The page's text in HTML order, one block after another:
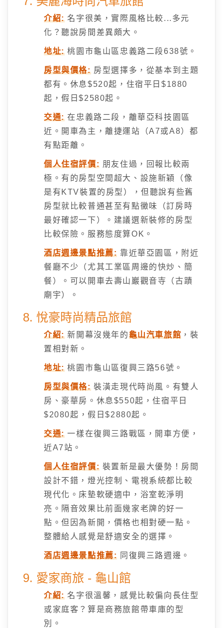
介紹:名字很美，實際風格比較...多元
化？聽說房間差異頗大。
地址:桃園市龜山區忠義路二段638號。
房型與價格:房型選擇多，從基本到主題
都有。休息$520起，住宿平日$1880
起，假日$2580起。
交通:在忠義路二段，離華亞科技園區
近。開車為主，離捷運站（A7或A8）都
有點距離。
個人住宿評價: 朋友住過，回報比較兩
極。有的房型空間超大、設施新穎（像
是有KTV裝置的房型），但聽說有些舊
房型就比較普通甚至有點黴味（訂房時
最好確認一下）。建議選新裝修的房型
比較保險。服務態度算OK。
酒店週邊景點推薦: 靠近華亞園區，附近
餐廳不少（尤其工業區周邊的快炒、簡
餐）。可以開車去壽山巖觀音寺（古蹟
廟宇）。
8. 悅豪時尚精品旅館
介紹:新開幕沒幾年的龜山汽車旅館 ，裝
置相對新。
地址:桃園市龜山區復興三路56號。
房型與價格:裝潢走現代時尚風。有雙人
房、豪華房。休息$550起，住宿平日
$2080起，假日$2880起。
交通:一樣在復興三路戰區，開車方便，
近A7站。
個人住宿評價: 裝置新是最大優勢！房間
設計不錯，燈光控制、電視系統都比較
現代化。床墊軟硬適中，浴室乾淨明
亮。隔音效果比前面幾家老牌的好一
點。但因為新開，價格也相對硬一點。
整體給人感覺是舒適安全的選擇。
酒店週邊景點推薦: 同復興三路週邊。
9. 愛家商旅 - 龜山館
介紹:名字很溫馨，感覺比較偏向長住型
或家庭客？算是商務旅館帶車庫的型
別。